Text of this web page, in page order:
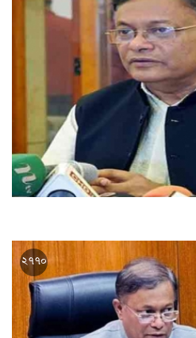
চট্টগ্রাম-৭ আসনে বিপুল ভোটে
২৭৭০